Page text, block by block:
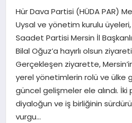
GÜNDEM
KÜLTÜR SANAT
MAGAZİN
Hür Dava Partisi (HÜDA PAR)
Uysal ve yönetim kurulu
Saadet Partisi Mersin İl
Bilal Oğuz’a hayırlı olsun
Gerçekleşen ziyarette,
yerel yönetimlerin rolü ve ülke
güncel gelişmeler ele alındı. İki
diyaloğun ve iş birliğinin
vurgu…